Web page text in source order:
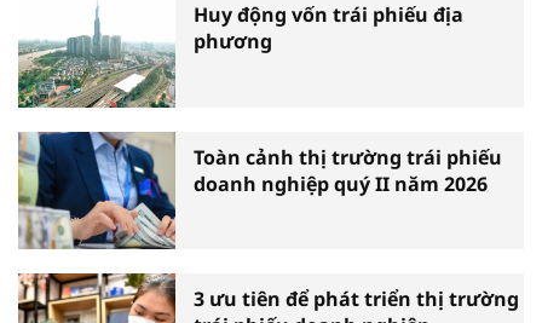
Huy động vốn trái phiếu địa
phương
Toàn cảnh thị trường trái phiếu
doanh nghiệp quý II năm 2026
3 ưu tiên để phát triển thị trường